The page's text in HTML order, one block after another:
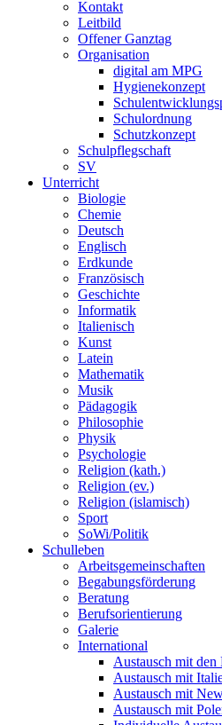
Kontakt
Leitbild
Offener Ganztag
Organisation
digital am MPG
Hygienekonzept
Schulordnung
Schutzkonzept
Schulpflegschaft
SV
Unterricht
Biologie
Chemie
Deutsch
Englisch
Erdkunde
Französisch
Geschichte
Informatik
Italienisch
Kunst
Latein
Mathematik
Musik
Pädagogik
Philosophie
Physik
Psychologie
Religion (kath.)
Religion (ev.)
Religion (islamisch)
Sport
SoWi/Politik
Schulleben
Arbeitsgemeinschaften
Begabungsförderung
Beratung
Berufsorientierung
Galerie
International
Austausch mit den
Austausch mit
Austausch mit
Austausch mit